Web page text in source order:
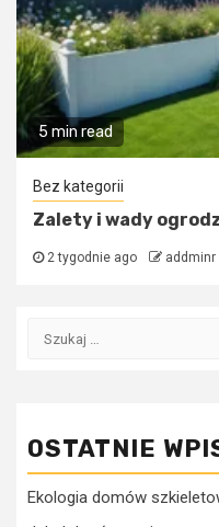
5 min read
Bez kategorii
Zalety i wady
2 tygodnie ago addminr
Szukaj:
OSTATNIE
Ekologia domów